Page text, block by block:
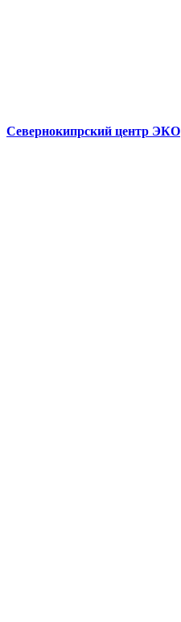
Севернокипрский центр ЭКО